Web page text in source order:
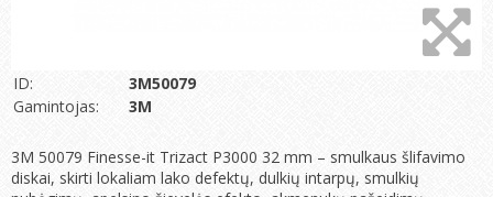
ID:
3M50079
Gamintojas:
3M
3M 50079 Finesse-it Trizact P3000 32 mm – smulkaus šlifavimo
diskai, skirti lokaliam lako defektų, dulkių intarpų, smulkių